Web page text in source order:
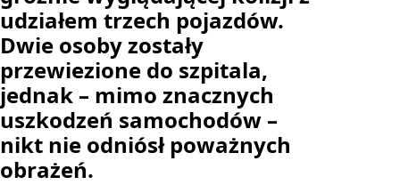
udziałem trzech pojazdów.
Dwie osoby zostały
przewiezione do szpitala,
jednak – mimo znacznych
uszkodzeń samochodów –
nikt nie odniósł poważnych
obrażeń.